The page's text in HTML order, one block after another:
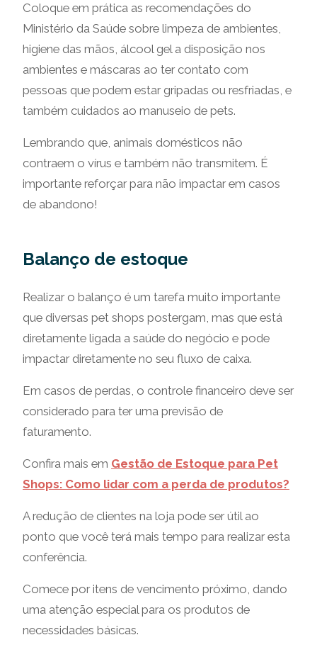
Coloque em prática as recomendações do
Ministério da Saúde sobre limpeza de ambientes,
higiene das mãos, álcool gel a disposição nos
ambientes e máscaras ao ter contato com
pessoas que podem estar gripadas ou resfriadas, e
também cuidados ao manuseio de pets.
Lembrando que, animais domésticos não
contraem o vírus e também não transmitem. É
importante reforçar para não impactar em casos
de abandono!
Balanço de estoque
Realizar o balanço é um tarefa muito importante
que diversas pet shops postergam, mas que está
diretamente ligada a saúde do negócio e pode
impactar diretamente no seu fluxo de caixa.
Em casos de perdas, o controle financeiro deve ser
considerado para ter uma previsão de
faturamento.
Confira mais em Gestão de Estoque para Pet
Shops: Como lidar com a perda de produtos?
A redução de clientes na loja pode ser útil ao
ponto que você terá mais tempo para realizar esta
conferência.
Comece por itens de vencimento próximo, dando
uma atenção especial para os produtos de
necessidades básicas.